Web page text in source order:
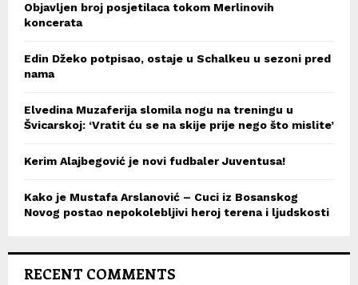
Objavljen broj posjetilaca tokom Merlinovih
koncerata
Edin Džeko potpisao, ostaje u Schalkeu u sezoni pred
nama
Elvedina Muzaferija slomila nogu na treningu u
Švicarskoj: ‘Vratit ću se na skije prije nego što mislite’
Kerim Alajbegović je novi fudbaler Juventusa!
Kako je Mustafa Arslanović – Cuci iz Bosanskog
Novog postao nepokolebljivi heroj terena i ljudskosti
RECENT COMMENTS